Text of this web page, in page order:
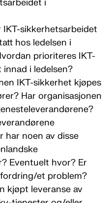
i
IKT-sikkerhetsarbeidet
hos ledelsen i
prioriteres IKT-
i ledelsen?
IKT-sikkerhet kjøpes
Har organisasjonen
har noen av disse
Eventuelt hvor? Er
et problem?
kjøpt leveranse av